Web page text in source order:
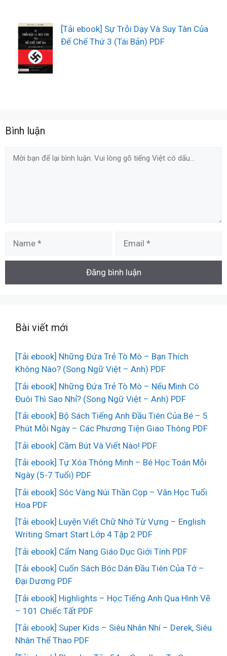
[Tải ebook] Sự Trỗi Dạy Và Suy Tàn Của
Đế Chế Thứ 3 (Tái Bản) PDF
Bình luận
Comment
Bài viết mới
[Tải ebook] Những Đứa Trẻ Tò Mò – Bạn Thích
Không Nào? (Song Ngữ Việt – Anh) PDF
[Tải ebook] Những Đứa Trẻ Tò Mò – Nếu Mình Có
Đuôi Thì Sao Nhỉ? (Song Ngữ Việt – Anh) PDF
[Tải ebook] Bộ Sách Tiếng Anh Đầu Tiên Của Bé – 5
Phút Mỗi Ngày – Các Phương Tiện Giao Thông PDF
[Tải ebook] Cầm Bút Và Viết Nào! PDF
[Tải ebook] Tự Xóa Thông Minh – Bé Học Toán Mỗi
Ngày (5-7 Tuổi) PDF
[Tải ebook] Sóc Vàng Núi Thần Cọp – Văn Học Tuổi
Hoa PDF
[Tải ebook] Luyện Viết Chữ Nhớ Từ Vựng – English
Writing Smart Start Lớp 4 Tập 2 PDF
[Tải ebook] Cẩm Nang Giáo Dục Giới Tính PDF
[Tải ebook] Cuốn Sách Bóc Dán Đầu Tiên Của Tớ –
Đại Dương PDF
[Tải ebook] Highlights – Học Tiếng Anh Qua Hình Vẽ
– 101 Chiếc Tất PDF
[Tải ebook] Super Kids – Siêu Nhân Nhí – Derek, Siêu
Nhân Thể Thao PDF